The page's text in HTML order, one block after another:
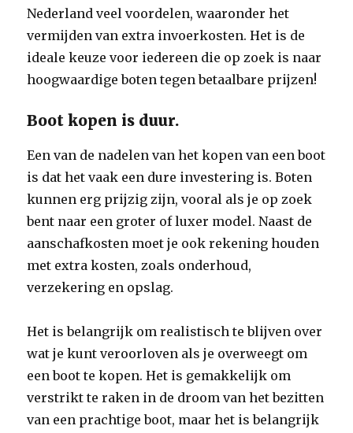
Nederland veel voordelen, waaronder het
vermijden van extra invoerkosten. Het is de
ideale keuze voor iedereen die op zoek is naar
hoogwaardige boten tegen betaalbare prijzen!
Boot kopen is duur.
Een van de nadelen van het kopen van een boot
is dat het vaak een dure investering is. Boten
kunnen erg prijzig zijn, vooral als je op zoek
bent naar een groter of luxer model. Naast de
aanschafkosten moet je ook rekening houden
met extra kosten, zoals onderhoud,
verzekering en opslag.
Het is belangrijk om realistisch te blijven over
wat je kunt veroorloven als je overweegt om
een boot te kopen. Het is gemakkelijk om
verstrikt te raken in de droom van het bezitten
van een prachtige boot, maar het is belangrijk